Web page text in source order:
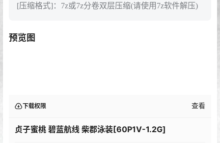
[压缩格式]：7z或7z分卷双层压缩(请使用7z软件解压)
预览图
下载权限 查看
贞子蜜桃 碧蓝航线 柴郡泳装[60P1V-1.2G]